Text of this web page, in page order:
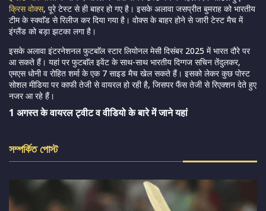
क्रिस वोक्स, पूरे टेस्ट से ही बाहर हो गए है। इसके अलावा जसप्रीत बुमराह को भारतीय
टीम के स्क्वाॅड से रिलीज कर दिया गया है। वोक्स के बाहर होने से जारी टेस्ट मैच में
इंग्लैंड को बड़ा झटका लगा है।
इसके अलावा इंटरनेशनल फुटबाॅल स्टार लियोनल मेसी दिसंबर 2025 में भारत दौरे पर
आ सकते हैं। यहां पर फुटबाॅल इवेंट के साथ-साथ भारतीय दिग्गज सचिन तेंदुलकर,
एमएस धोनी व रोहित शर्मा के एक 7 साइड मैच खेल सकते हैं। इसको लेकर कुछ पोस्ट
सोशल मीडिया पर काफी तेजी से वायरल हो रही है, जिसपर फैंस तेजी से रिएक्शन देते हुए
नजर आ रहे हैं।
1 अगस्त के वायरल ट्वीट व वीडियो के बारे में जाने यहां
সম্পর্কিত পোস্ট